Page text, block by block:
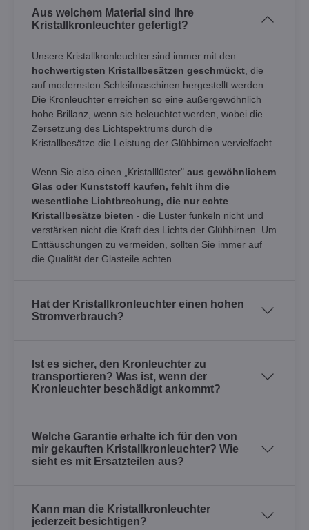
Aus welchem Material sind Ihre
Kristallkronleuchter gefertigt?
Unsere Kristallkronleuchter sind immer mit den
hochwertigsten Kristallbesätzen geschmückt , die
auf modernsten Schleifmaschinen hergestellt werden.
Die Kronleuchter erreichen so eine außergewöhnlich
hohe Brillanz, wenn sie beleuchtet werden, wobei die
Zersetzung des Lichtspektrums durch die
Kristallbesätze die Leistung der Glühbirnen vervielfacht.
Wenn Sie also einen „Kristalllüster" aus gewöhnlichem
Glas oder Kunststoff kaufen, fehlt ihm die
wesentliche Lichtbrechung, die nur echte
Kristallbesätze bieten - die Lüster funkeln nicht und
verstärken nicht die Kraft des Lichts der Glühbirnen. Um
Enttäuschungen zu vermeiden, sollten Sie immer auf
die Qualität der Glasteile achten.
Hat der Kristallkronleuchter einen hohen
Stromverbrauch?
Ist es sicher, den Kronleuchter zu
transportieren? Was ist, wenn der
Kronleuchter beschädigt ankommt?
Welche Garantie erhalte ich für den von
mir gekauften Kristallkronleuchter? Wie
sieht es mit Ersatzteilen aus?
Kann man die Kristallkronleuchter
jederzeit besichtigen?